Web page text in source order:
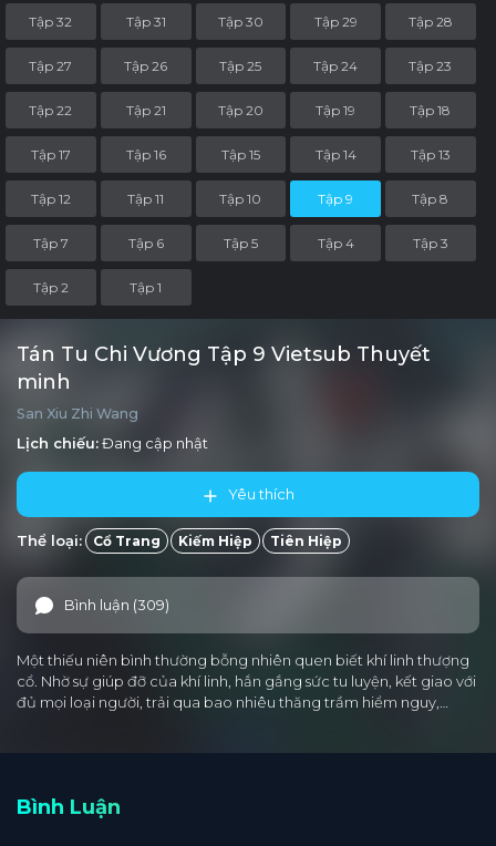
Tập 32 Tập 31 Tập 30 Tập 29 Tập 28
Tập 27 Tập 26 Tập 25 Tập 24 Tập 23
Tập 22 Tập 21 Tập 20 Tập 19 Tập 18
Tập 17 Tập 16 Tập 15 Tập 14 Tập 13
Tập 12 Tập 11 Tập 10 Tập 9 Tập 8
Tập 7 Tập 6 Tập 5 Tập 4 Tập 3
Tập 2 Tập 1
Tán Tu Chi Vương Tập 9 Vietsub Thuyết
minh
San Xiu Zhi Wang
Lịch chiếu:Đang cập nhật
Yêu thích
Thể loại: Cổ Trang Kiếm Hiệp Tiên Hiệp
Bình luận (309)
Một thiếu niên bình thường bỗng nhiên quen biết khí linh thượng
cổ. Nhờ sự giúp đỡ của khí linh, hắn gắng sức tu luyện, kết giao với
đủ mọi loại người, trải qua bao nhiêu thăng trầm hiểm nguy,…
Bình Luận